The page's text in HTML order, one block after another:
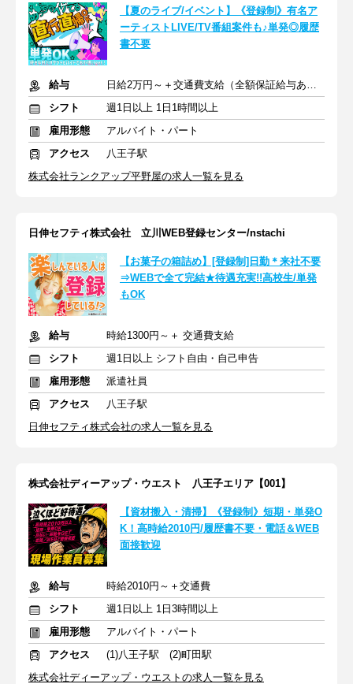
【夏のライブ/イベント】《登録制》有名ア
ーティストLIVE/TV番組案件も♪単発◎履歴
書不要
給与
日給2万円～＋交通費支給（全額保証給与あり）
シフト
週1日以上 1日1時間以上
雇用形態
アルバイト・パート
アクセス
八王子駅
株式会社ランクアップ平野屋の求人一覧を見る
日伸セフティ株式会社 立川WEB登録センター/nstachi
【お菓子の箱詰め】[登録制]日勤＊来社不要
⇒WEBで全て完結★待遇充実!!高校生/単発
もOK
給与
時給1300円～＋ 交通費支給
シフト
週1日以上 シフト自由・自己申告
雇用形態
派遣社員
アクセス
八王子駅
日伸セフティ株式会社の求人一覧を見る
株式会社ディーアップ・ウエスト 八王子エリア【001】
【資材搬入・清掃】《登録制》短期・単発O
K！高時給2010円/履歴書不要・電話＆WEB
面接歓迎
給与
時給2010円～＋交通費
シフト
週1日以上 1日3時間以上
雇用形態
アルバイト・パート
アクセス
(1)八王子駅 (2)町田駅
株式会社ディーアップ・ウエストの求人一覧を見る